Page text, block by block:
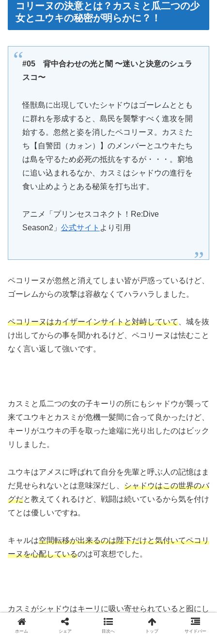
コリーヌの決意とは？カスミと瓜二つの少
女とユウキの秘密が明らかに？！
#05 背中合わせの光と闇 〜迷いと決意のシュラ
スコ〜
怪獣島に出現していたシャドウはゴーレムととも
に群れを形成すると、島民を襲撃すべく進攻を開
始する。忽然と姿を消したペコリーヌ。カスミた
ち【自警団（カォン）】のメンバーとユウキたち
は島を守るため必死の抵抗をするが・・・。窮地
に追い込まれるなか、カスミはシャドウの進行を
食い止めようとある秘策を打ち出す。
アニメ「プリンセスコネクト！Re:Dive
Season2」 公式サイト より引用
ペコリーヌが忽然と消えてしまい皆が戸惑っているけど、
ゴーレムからの攻撃は容赦なくてハラハラしました。
ペコリーヌはカイザーインサイトと対峙していて 、城を抜
け出してからの事を聞かれるけど、ペコリーヌは怯むこと
なく言い返して強いです。
カスミと瓜二つの女の子キーリの所にもシャドウが襲って
来てユウキとカスミが危機一髪間に合って良かったけど、
キーリがユウキの手を取った途端に光り出したのはビック
リしました。
ユウキはアメスに呼ばれて自分を先輩と呼ぶ人の記憶はま
だ見せられないとは意味深だし、 シャドウはこの世界のバ
グだと教えてくれるけど、戦闘は続いているから気を付け
てとは優しいですね。
キャルは空間転移が出来るのは陛下だけと気付いてペコリ
ーヌを心配しているのは可哀想でした。
カスミがシャドウはキーリに吸い寄せられていると囮にし
て、湖にシャドウを誘き寄せる作戦とはワクワクしまし
ホーム シェア 目次へ トップ サイドバー